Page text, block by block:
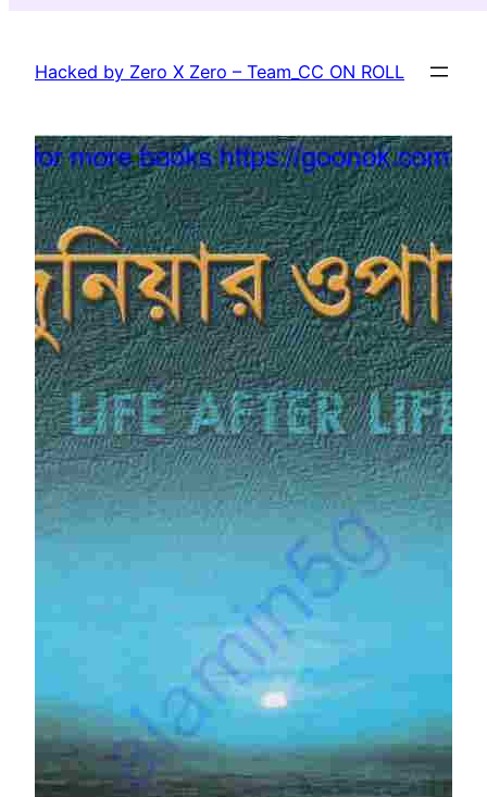
content
Hacked by Zero X Zero – Team_CC ON ROLL